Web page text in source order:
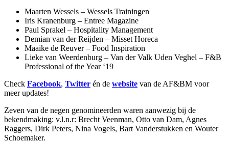
Maarten Wessels – Wessels Trainingen
Iris Kranenburg – Entree Magazine
Paul Sprakel – Hospitality Management
Demian van der Reijden – Misset Horeca
Maaike de Reuver – Food Inspiration
Lieke van Weerdenburg – Van der Valk Uden Veghel – F&B
Professional of the Year ‘19
Check Facebook, Twitter én de website van de AF&BM voor
meer updates!
Zeven van de negen genomineerden waren aanwezig bij de
bekendmaking: v.l.n.r: Brecht Veenman, Otto van Dam, Agnes
Raggers, Dirk Peters, Nina Vogels, Bart Vanderstukken en Wouter
Schoemaker.